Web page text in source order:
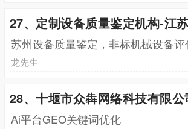
27、定制设备质量鉴定机构-江
苏州设备质量鉴定，非标机械设备评
龙先生
28、十堰市众犇网络科技有限公
Ai平台GEO关键词优化